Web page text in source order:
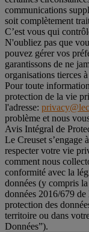
communications
soit complètement
C’est vous qui
N'oubliez pas que
pouvez gérer vos
garantissons de ne
organisations tierces
Pour toute
protection de la vie
l'adresse:
problème et nous
Avis Intégral de
Le Creuset s’engage
respecter votre vie
comment nous
conformité avec la
données (y compris
données 2016/679
protection des
territoire ou dans
Données”).